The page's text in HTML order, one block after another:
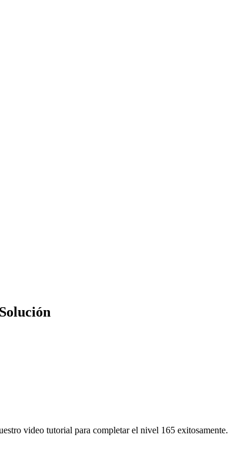
video tutorial para completar el nivel 165 exitosamente.